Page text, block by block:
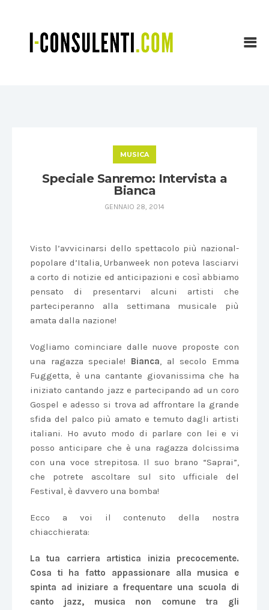
MUSICA
Speciale Sanremo: Intervista a
Bianca
GENNAIO 28, 2014
Visto l’avvicinarsi dello spettacolo più nazional-
popolare d’Italia, Urbanweek non poteva lasciarvi
a corto di notizie ed anticipazioni e così abbiamo
pensato di presentarvi alcuni artisti che
parteciperanno alla settimana musicale più
amata dalla nazione!
Vogliamo cominciare dalle nuove proposte con
una ragazza speciale! Bianca, al secolo Emma
Fuggetta, è una cantante giovanissima che ha
iniziato cantando jazz e partecipando ad un coro
Gospel e adesso si trova ad affrontare la grande
sfida del palco più amato e temuto dagli artisti
italiani. Ho avuto modo di parlare con lei e vi
posso anticipare che è una ragazza dolcissima
con una voce strepitosa. Il suo brano “Saprai”,
che potrete ascoltare sul sito ufficiale del
Festival, è davvero una bomba!
Ecco a voi il contenuto della nostra
chiacchierata:
La tua carriera artistica inizia precocemente.
Cosa ti ha fatto appassionare alla musica e
spinta ad iniziare a frequentare una scuola di
canto jazz, musica non comune tra gli